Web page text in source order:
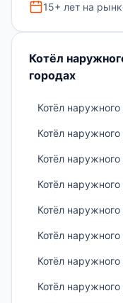
15+ лет на
Котёл
городах
Котёл
Котёл
Котёл
Котёл
Котёл
Котёл
Котёл
Котёл